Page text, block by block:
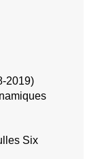
2019)
Six